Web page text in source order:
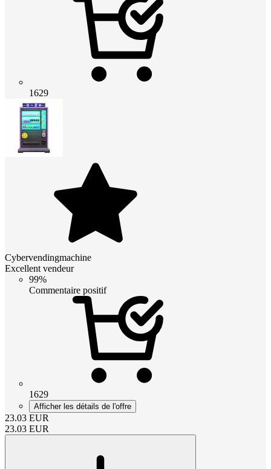
1629
Cybervendingmachine
Excellent vendeur
99%
Commentaire positif
1629
Afficher les détails de l'offre
23.03 EUR
23.03 EUR